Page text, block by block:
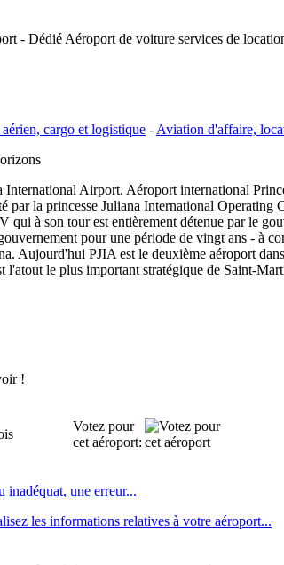
- Dédié Aéroport de voiture services de
cargo et logistique - Aviation d'affaire,
International Airport. Aéroport international
par la princesse Juliana International
à son tour est entièrement détenue par le
pour une période de vingt ans - à
Aujourd'hui PJIA est le deuxième aéroport
l'atout le plus important stratégique de Saint-
!
Votez pour
cet aéroport:
inadéquat, une erreur...
les informations relatives à votre aéroport...